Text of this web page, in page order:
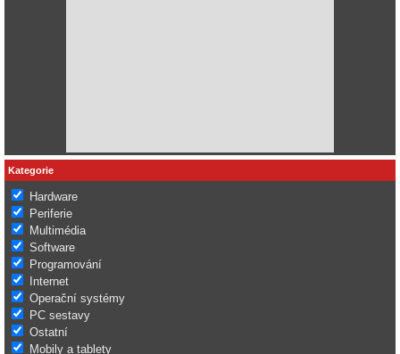
Kategorie
Hardware
Periferie
Multimédia
Software
Programování
Internet
Operační systémy
PC sestavy
Ostatní
Mobily a tablety